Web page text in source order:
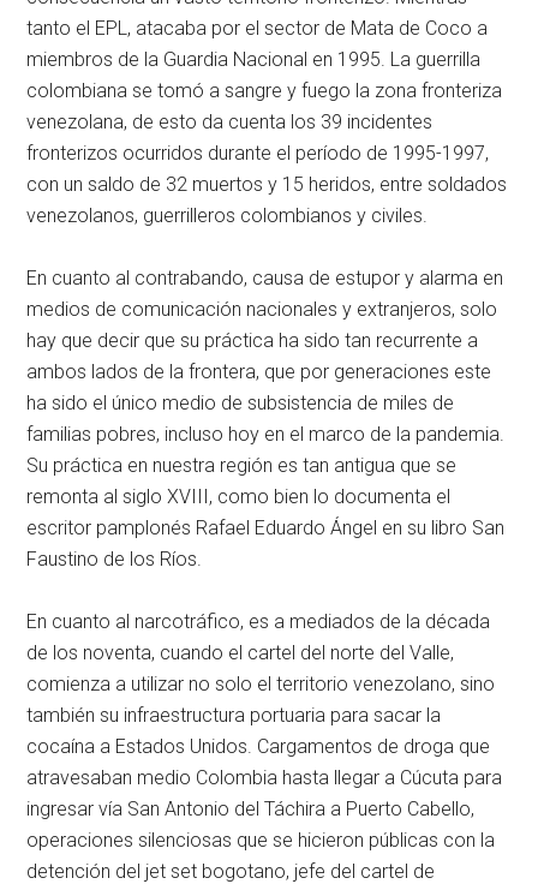
tanto el EPL, atacaba por el sector de Mata de Coco a
miembros de la Guardia Nacional en 1995. La guerrilla
colombiana se tomó a sangre y fuego la zona fronteriza
venezolana, de esto da cuenta los 39 incidentes
fronterizos ocurridos durante el período de 1995-1997,
con un saldo de 32 muertos y 15 heridos, entre soldados
venezolanos, guerrilleros colombianos y civiles.
En cuanto al contrabando, causa de estupor y alarma en
medios de comunicación nacionales y extranjeros, solo
hay que decir que su práctica ha sido tan recurrente a
ambos lados de la frontera, que por generaciones este
ha sido el único medio de subsistencia de miles de
familias pobres, incluso hoy en el marco de la pandemia.
Su práctica en nuestra región es tan antigua que se
remonta al siglo XVIII, como bien lo documenta el
escritor pamplonés Rafael Eduardo Ángel en su libro San
Faustino de los Ríos.
En cuanto al narcotráfico, es a mediados de la década
de los noventa, cuando el cartel del norte del Valle,
comienza a utilizar no solo el territorio venezolano, sino
también su infraestructura portuaria para sacar la
cocaína a Estados Unidos. Cargamentos de droga que
atravesaban medio Colombia hasta llegar a Cúcuta para
ingresar vía San Antonio del Táchira a Puerto Cabello,
operaciones silenciosas que se hicieron públicas con la
detención del jet set bogotano, jefe del cartel de